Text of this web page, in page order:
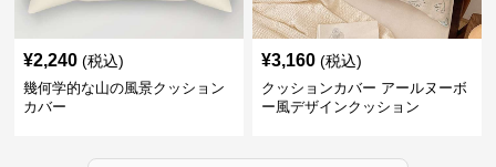
¥2,240 (税込)
幾何学的な山の風景クッション
カバー
¥3,160 (税込)
クッションカバー アールヌーボ
ー風デザインクッション